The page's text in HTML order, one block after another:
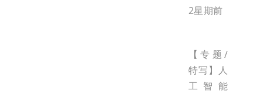
2星期前
【专题/
特写】人
工智能